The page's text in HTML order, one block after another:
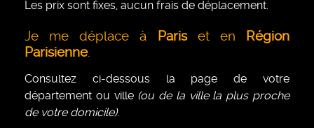
Les prix sont fixes, aucun frais de déplacement.
Je me déplace à Pariset en Région
Parisienne.
Consultez ci-dessous la page de votre
département ou ville (ou de la ville la plus proche
de votre domicile).